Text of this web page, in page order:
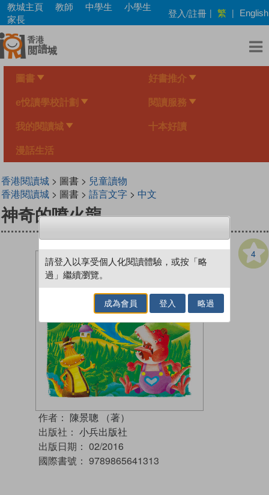
Skip
main
content
教城主頁 教師 中學生
小學生
家長
登入/註冊 | 繁 | English
圖書 好書推介
e悅讀學校計劃 閱讀服務
我的閱讀城 十本好讀
漫話生活
香港閱讀城> 圖書 > 兒童讀物
香港閱讀城> 圖書 > 語言文字> 中文
神奇的噴火龍
4
作者： 陳景聰 （著）
出版社： 小兵出版社
出版日期： 02/2016
國際書號： 9789865641313
請登入以享受個人化閱讀體驗，或按「略
過」繼續瀏覽。
成為會員 登入 略過